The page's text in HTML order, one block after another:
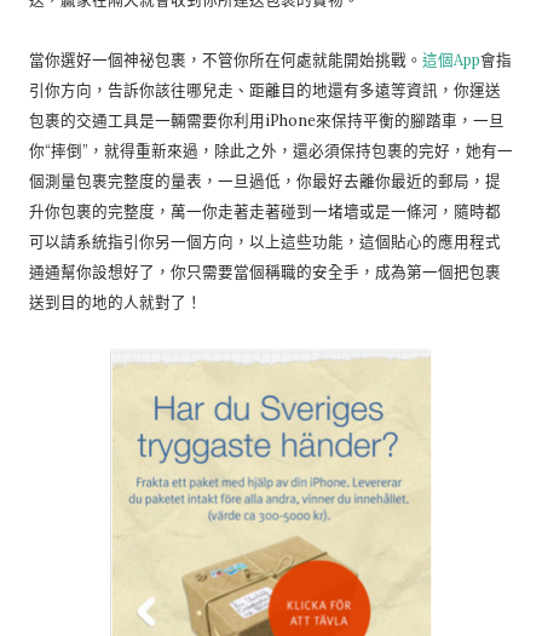
當你選好一個神祕包裹，不管你所在何處就能開始挑戰。 這個App會指
引你方向，告訴你該往哪兒走、距離目的地還有多遠等資訊，你運送
包裹的交通工具是一輛需要你利用iPhone來保持平衡的腳踏車，一旦
你“摔倒”，就得重新來過，除此之外，還必須保持包裹的完好，她有一
個測量包裹完整度的量表，一旦過低，你最好去離你最近的郵局，提
升你包裹的完整度，萬一你走著走著碰到一堵墻或是一條河，隨時都
可以請系統指引你另一個方向，以上這些功能，這個貼心的應用程式
通通幫你設想好了，你只需要當個稱職的安全手，成為第一個把包裹
送到目的地的人就對了！